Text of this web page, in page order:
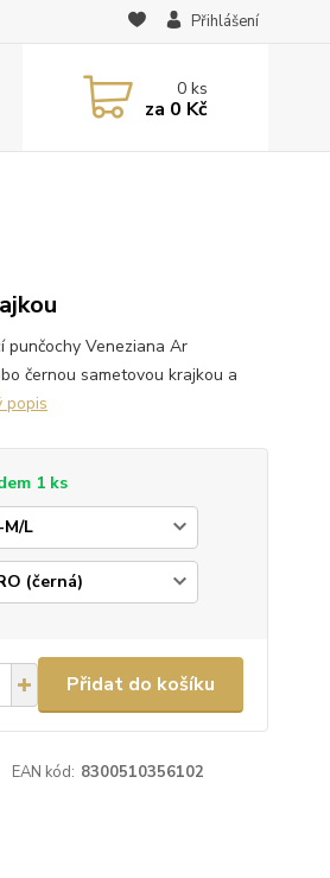
Přihlášení
0ks
za 0 Kč
punčochy Veneziana Ar
černou sametovou krajkou a
popis
1 ks
Přidat do košíku
EAN kód: 8300510356102